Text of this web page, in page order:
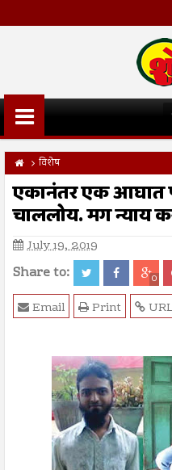
विशेष
एकानंतर एक
चाललोय. मग न्याय
July 19, 2019
Share to: 0
Print
Email